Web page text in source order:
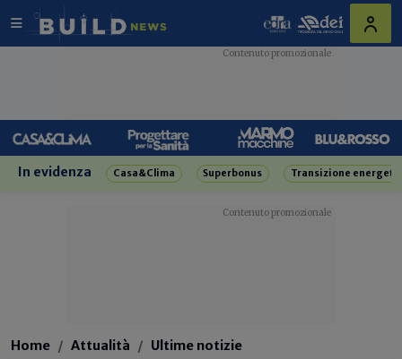
In evidenza Casa&Clima Superbonus Transizione
Home Attualità Ultime notizie